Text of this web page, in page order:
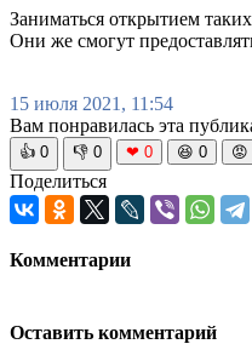
Заниматься открытием
Они же смогут
15 июля 2021, 11:54
Вам понравилась эта
👍 0 👎 0 ❤ 0 😆 0 😡
Поделиться
Комментарии
Оставить комментарий